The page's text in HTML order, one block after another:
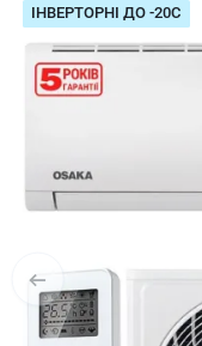
ІНВЕРТОРНІ ДО -20С